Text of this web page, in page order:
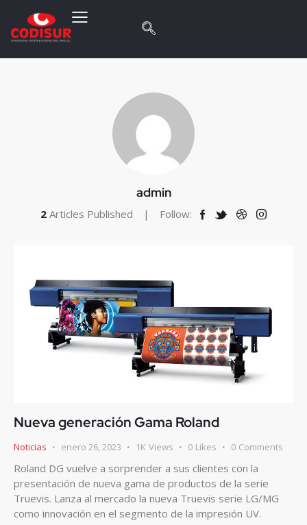
admin
2Articles Published Follow:
Nueva generación Gama Roland
Noticias enero 26, 2023 1K Views 0 Likes 0 Comments
Roland DG vuelve a sorprender a sus clientes con la
presentación de nueva gama de productos de la serie
Truevis. Lanza al mercado la nueva Truevis serie LG/MG
como innovación en el segmento de la impresión UV.